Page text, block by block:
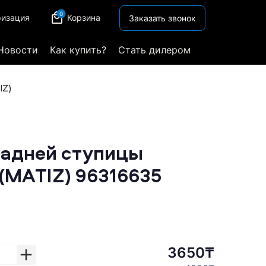
0 Корзина Заказать звонок
Как купить? Стать дилером
ступицы
96316635
3650₸